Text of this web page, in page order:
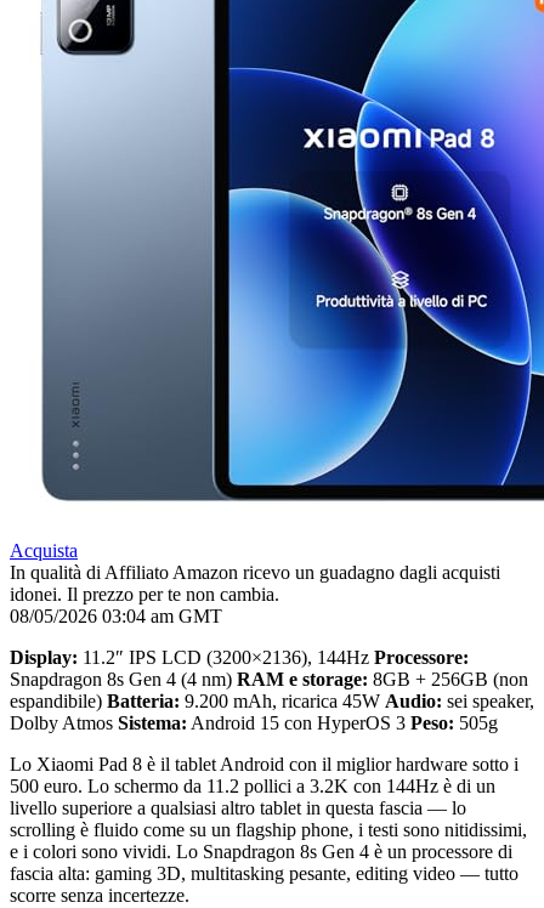
Acquista
In qualità di Affiliato Amazon ricevo un guadagno dagli acquisti
idonei. Il prezzo per te non cambia.
08/05/2026 03:04 am GMT
Display: 11.2″ IPS LCD (3200×2136), 144Hz Processore:
Snapdragon 8s Gen 4 (4 nm) RAM e storage: 8GB + 256GB (non
espandibile) Batteria: 9.200 mAh, ricarica 45W Audio: sei speaker,
Dolby Atmos Sistema: Android 15 con HyperOS 3 Peso: 505g
Lo Xiaomi Pad 8 è il tablet Android con il miglior hardware sotto i
500 euro. Lo schermo da 11.2 pollici a 3.2K con 144Hz è di un
livello superiore a qualsiasi altro tablet in questa fascia — lo
scrolling è fluido come su un flagship phone, i testi sono nitidissimi,
e i colori sono vividi. Lo Snapdragon 8s Gen 4 è un processore di
fascia alta: gaming 3D, multitasking pesante, editing video — tutto
scorre senza incertezze.